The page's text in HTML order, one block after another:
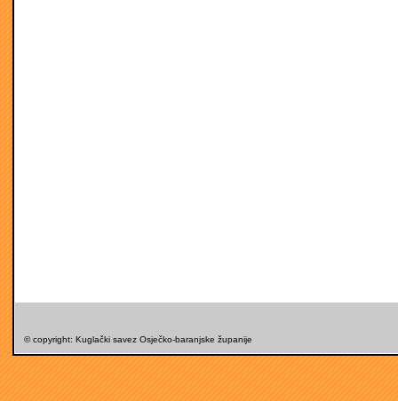
© copyright: Kuglački savez Osječko-baranjske županije